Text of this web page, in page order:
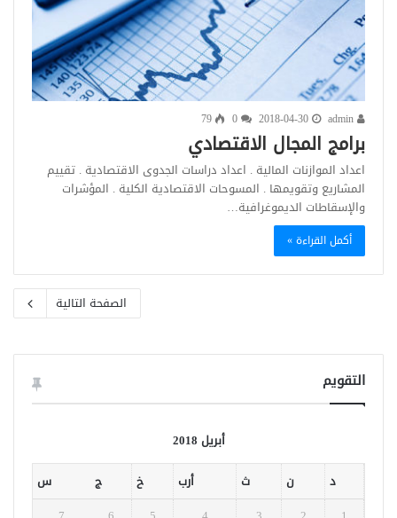
2018-04-30
79
برامج المجال الاقتصادي
اعداد الموازنات المالية . اعداد دراسات الجدوى الاقتصادية . تقييم
المشاريع وتقويمها . المسوحات الاقتصادية الكلية . المؤشرات
والإسقاطات الديموغرافية…
أكمل القراءة »
الصفحة التالية
التقويم
أبريل 2018
د
ن ث أرب خ ج
س